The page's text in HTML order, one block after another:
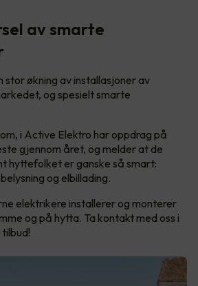
av smarte
stor økning av installasjoner av
og spesielt smarte
i Active Elektro har oppdrag på
gjennom året, og melder at de
hyttefolket er ganske så smart:
og elbillading.
elektrikere installerer og monterer
og på hytta. Ta kontakt med oss i